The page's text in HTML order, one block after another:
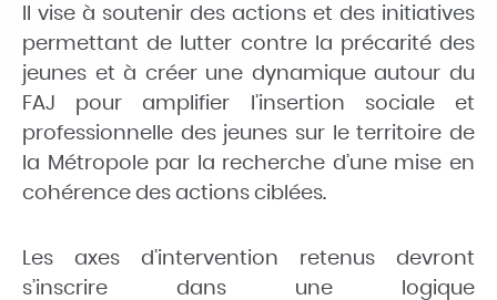
Il vise à soutenir des actions et des initiatives
permettant de lutter contre la précarité des
jeunes et à créer une dynamique autour du
FAJ pour amplifier l’insertion sociale et
professionnelle des jeunes sur le territoire de
la Métropole par la recherche d’une mise en
cohérence des actions ciblées.
Les axes d’intervention retenus devront
s’inscrire dans une logique